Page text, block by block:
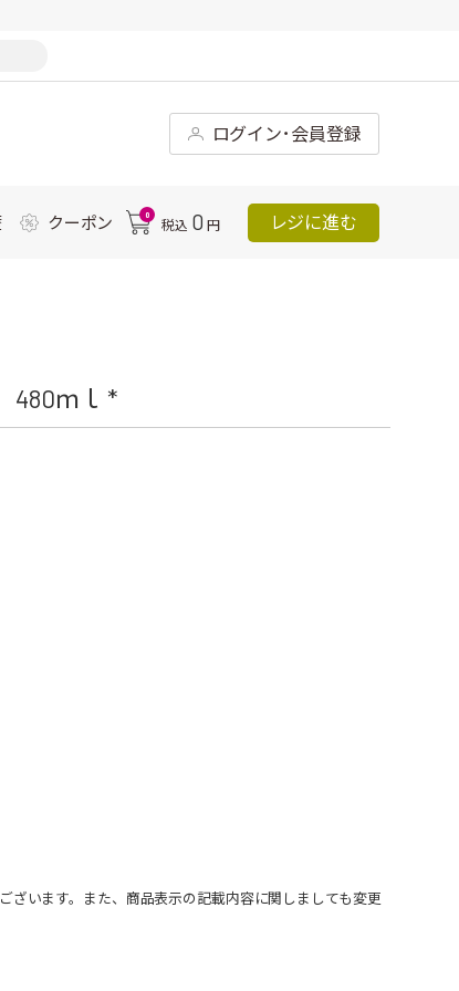
ログイン･会員登録
クーポン 0
税込 0 円 レジに進む
ｍｌ *
います。また、商品表示の記載内容に関しましても変更